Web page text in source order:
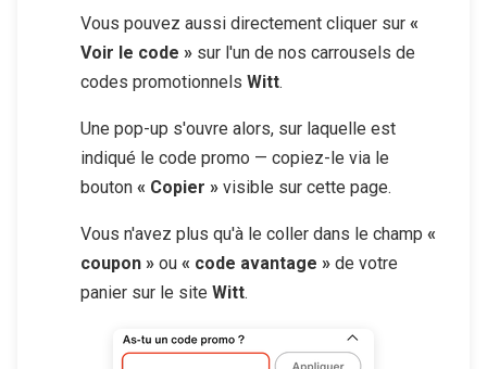
Vous pouvez aussi directement cliquer sur «
Voir le code » sur l'un de nos carrousels de
codes promotionnels Witt.
Une pop-up s'ouvre alors, sur laquelle est
indiqué le code promo — copiez-le via le
bouton « Copier » visible sur cette page.
Vous n'avez plus qu'à le coller dans le champ «
coupon » ou « code avantage » de votre
panier sur le site Witt.